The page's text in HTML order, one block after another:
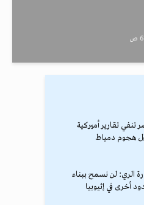
تنفي تقارير أميركية
هجوم دمياط
الري: لن نسمح ببناء
أخرى في إثيوبيا